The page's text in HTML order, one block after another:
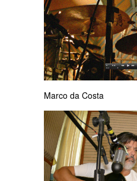
Marco da Costa